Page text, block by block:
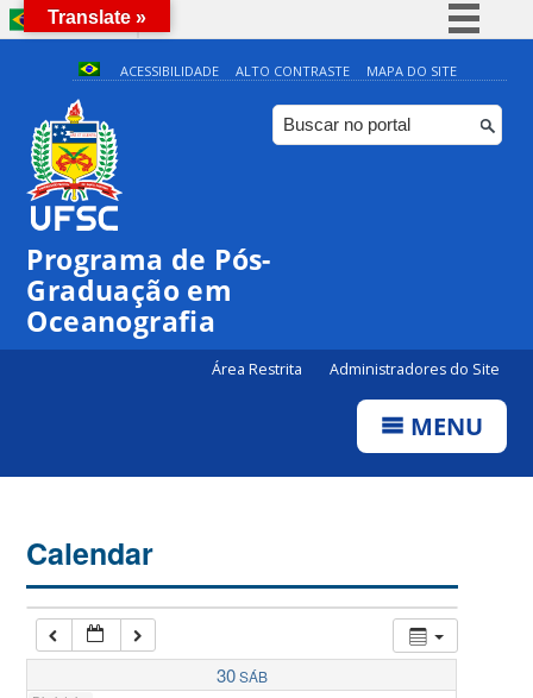
BRASIL
Simplifique!
Comunica BR
Participe
ACESSIBILIDADE ALTO CONTRASTE MAPA DO SITE
Programa de Pós-
Graduação em
Oceanografia
Área Restrita Administradores do Site
MENU
Calendar
30SÁB
Translate »